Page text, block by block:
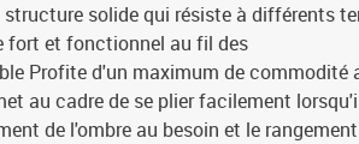
structure solide qui résiste à différents
fort et fonctionnel au fil des
Profite d'un maximum de commodité
au cadre de se plier facilement
de l'ombre au besoin et le